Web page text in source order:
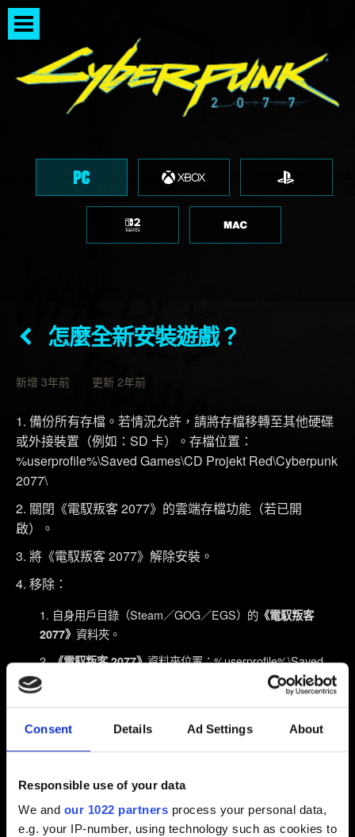
Consent Details Ad Settings About
Responsible use of your data
We and our 1022 partners process your personal data,
e.g. your IP-number, using technology such as cookies to
怎麼全新安裝遊戲？
新增 3年前 更新 2年前
備份所有存檔。若情況允許，請將存檔移轉至其他硬碟
或外接裝置（例如：SD 卡）。存檔位置：
%userprofile%\Saved Games\CD Projekt Red\Cyberpunk
2077\
關閉《電馭叛客 2077》的雲端存檔功能（若已開
啟）。
將《電馭叛客 2077》解除安裝。
移除：
自身用戶目錄（Steam／GOG／EGS）的 《電馭叛客
2077》 資料夾。
《電馭叛客 2077》資料夾位置：%userprofile%\Saved
Games\CD Projekt Red\
REDEngine、CD Projekt Red資料夾：
%userprofile%\AppData\Local\
若檔案總管中未發現資料夾，請選擇：
Windows 10：「檢視」→「隱藏的項目」
Windows 11：「檢視」→「顯示」→「隱藏的項目」
重新啟動電腦。